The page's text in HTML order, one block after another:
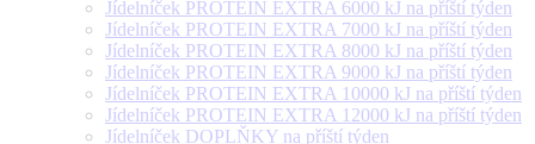
Jídelníček PROTEIN EXTRA 6000 kJ na příští týden
Jídelníček PROTEIN EXTRA 7000 kJ na příští týden
Jídelníček PROTEIN EXTRA 8000 kJ na příští týden
Jídelníček PROTEIN EXTRA 9000 kJ na příští týden
Jídelníček PROTEIN EXTRA 10000 kJ na příští týden
Jídelníček PROTEIN EXTRA 12000 kJ na příští týden
Jídelníček DOPLŇKY na příští týden